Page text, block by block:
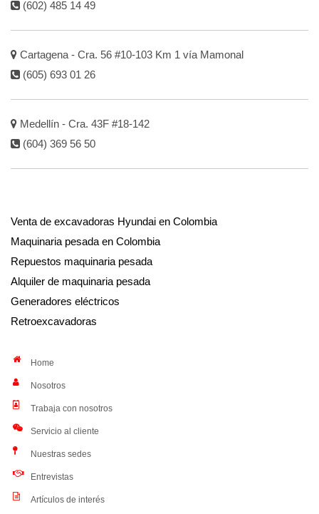
(602) 485 14 49
Cartagena - Cra. 56 #10-103 Km 1 vía Mamonal
(605) 693 01 26
Medellín - Cra. 43F #18-142
(604) 369 56 50
Venta de excavadoras Hyundai en Colombia
Maquinaria pesada en Colombia
Repuestos maquinaria pesada
Alquiler de maquinaria pesada
Generadores eléctricos
Retroexcavadoras
Home
Nosotros
Trabaja con nosotros
Servicio al cliente
Nuestras sedes
Entrevistas
Artículos de interés